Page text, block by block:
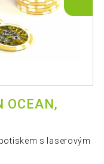
OCEAN,
s laserovým